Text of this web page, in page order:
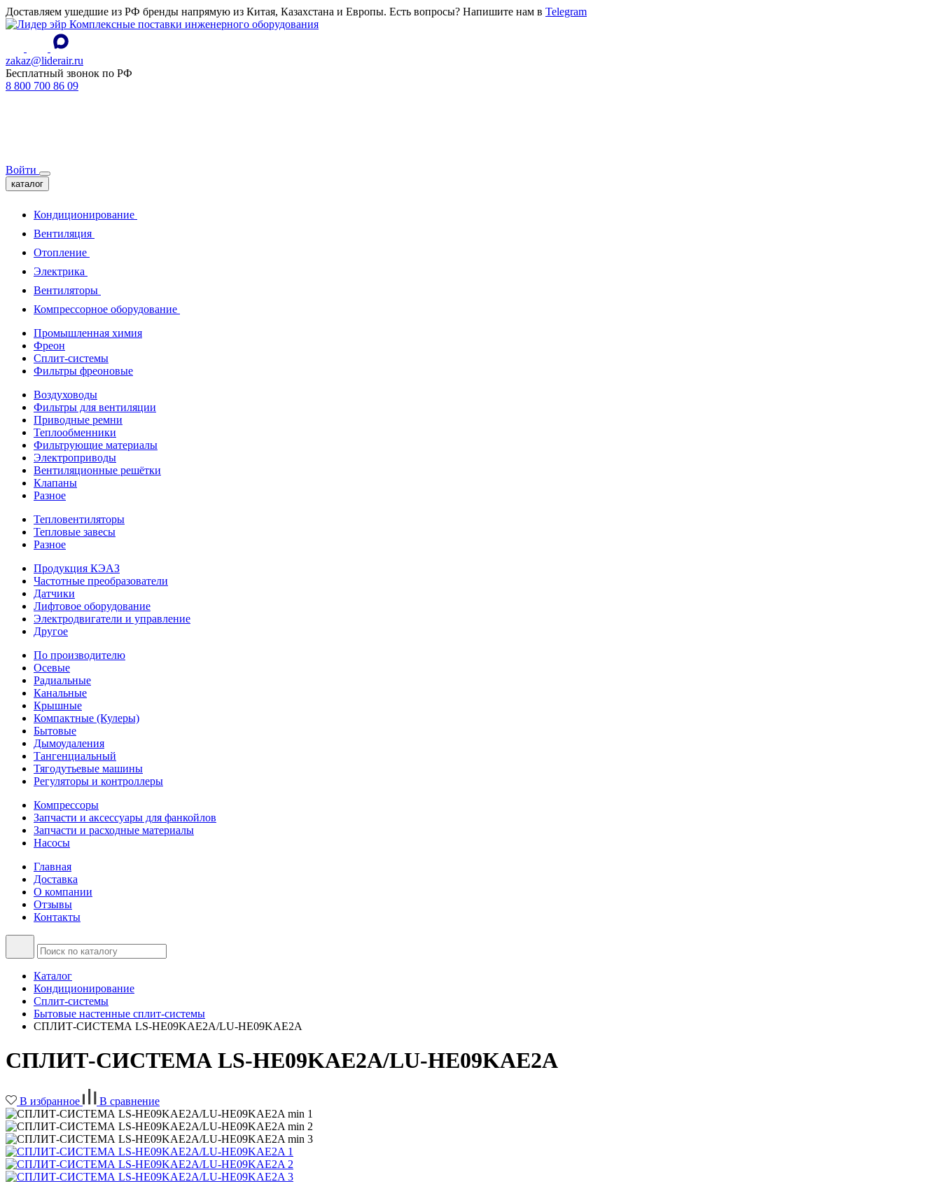
Доставляем ушедшие из РФ бренды напрямую из Китая, Казахстана и Европы. Есть вопросы? Напишите нам в Telegram
Комплексные поставки инженерного оборудования
zakaz@liderair.ru
Бесплатный звонок по РФ
8 800 700 86 09
Войти
каталог
Кондиционирование
Вентиляция
Отопление
Электрика
Вентиляторы
Компрессорное оборудование
Промышленная химия
Фреон
Сплит-системы
Фильтры фреоновые
Воздуховоды
Фильтры для вентиляции
Приводные ремни
Теплообменники
Фильтрующие материалы
Электроприводы
Вентиляционные решётки
Клапаны
Разное
Тепловентиляторы
Тепловые завесы
Разное
Продукция КЭАЗ
Частотные преобразователи
Датчики
Лифтовое оборудование
Электродвигатели и управление
Другое
По производителю
Осевые
Радиальные
Канальные
Крышные
Компактные (Кулеры)
Бытовые
Дымоудаления
Тангенциальный
Тягодутьевые машины
Регуляторы и контроллеры
Компрессоры
Запчасти и аксессуары для фанкойлов
Запчасти и расходные материалы
Насосы
Главная
Доставка
О компании
Отзывы
Контакты
Каталог
Кондиционирование
Сплит-системы
Бытовые настенные сплит-системы
СПЛИТ-СИСТЕМА LS-HE09KAE2A/LU-HE09KAE2A
СПЛИТ-СИСТЕМА LS-HE09KAE2A/LU-HE09KAE2A
В избранное В сравнение